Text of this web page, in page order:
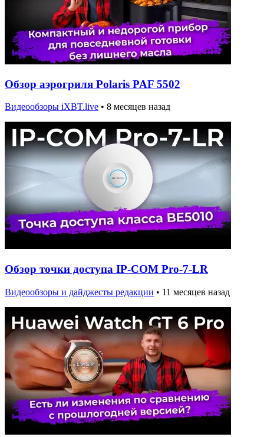
Обзор аэрогриля Polaris PAF 5502
Видеообзоры iXBT.live • 8 месяцев назад
Обзор точки доступа IP-COM Pro-7-LR
Видеообзоры и дайджесты редакции • 11 месяцев назад